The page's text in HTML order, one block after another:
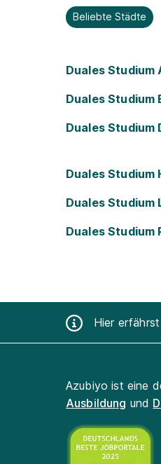
Beliebte Städte
Duales Studium
Duales Studium
Duales Studium
Duales Studium
Duales Studium
Duales Studium
Hier
Azubiyo ist eine
Ausbildung und